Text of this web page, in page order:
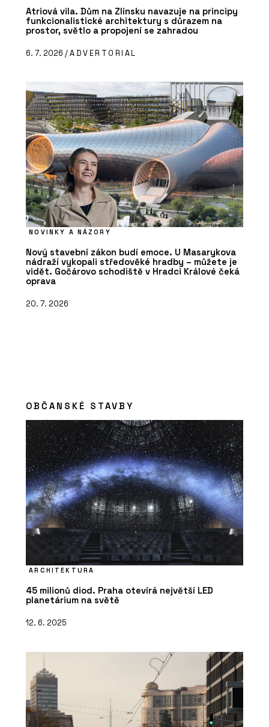
Atriová vila. Dům na Zlínsku navazuje na principy
funkcionalistické architektury s důrazem na
prostor, světlo a propojení se zahradou
6. 7. 2026 /ADVERTORIAL
NOVINKY A NÁZORY
Nový stavební zákon budí emoce. U Masarykova
nádraží vykopali středověké hradby – můžete je
vidět. Gočárovo schodiště v Hradci Králové čeká
oprava
20. 7. 2026
OBČANSKÉ STAVBY
ARCHITEKTURA
45 milionů diod. Praha otevírá největší LED
planetárium na světě
12. 6. 2025